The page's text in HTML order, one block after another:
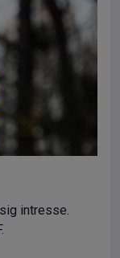
intresse.